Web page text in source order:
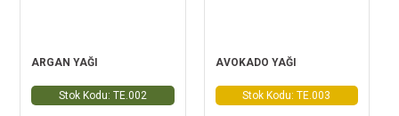
ARGAN YAĞI
Stok Kodu: TE.002
AVOKADO YAĞI
Stok Kodu: TE.003